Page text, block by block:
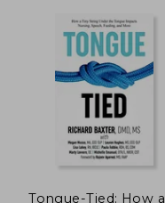
55%
Tongue-Tied: How a